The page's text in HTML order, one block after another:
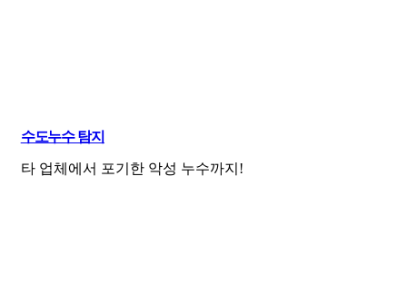
수도누수 탐지
타 업체에서 포기한 악성 누수까지!